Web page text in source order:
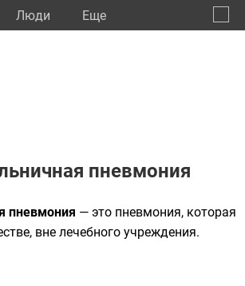
Люди Eще
пневмония
пневмония — это пневмония, которая
, вне лечебного учреждения.